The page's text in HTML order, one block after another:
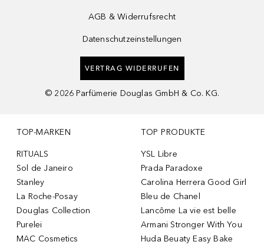
AGB & Widerrufsrecht
Datenschutzeinstellungen
VERTRAG WIDERRUFEN
© 2026 Parfümerie Douglas GmbH & Co. KG.
TOP-MARKEN
RITUALS
Sol de Janeiro
Stanley
La Roche-Posay
Douglas Collection
Purelei
MAC Cosmetics
TOP PRODUKTE
YSL Libre
Prada Paradoxe
Carolina Herrera Good Girl
Bleu de Chanel
Lancôme La vie est belle
Armani Stronger With You
Huda Beuaty Easy Bake